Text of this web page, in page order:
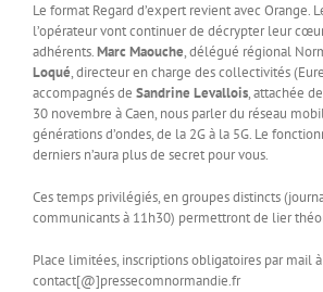
Le format Regard d’expert revient avec Orange.
l’opérateur vont continuer de décrypter leur
adhérents.Marc Maouche, délégué régional
Loqué, directeur en charge des collectivités
accompagnés de Sandrine Levallois, attachée
30 novembre à Caen, nous parler du réseau
générations d’ondes, de la 2G à la 5G. Le
derniers n’aura plus de secret pour vous.
Ces temps privilégiés, en groupes distincts
communicants à 11h30) permettront de lier
Place limitées, inscriptions obligatoires par mail à
contact[@]pressecomnormandie.fr